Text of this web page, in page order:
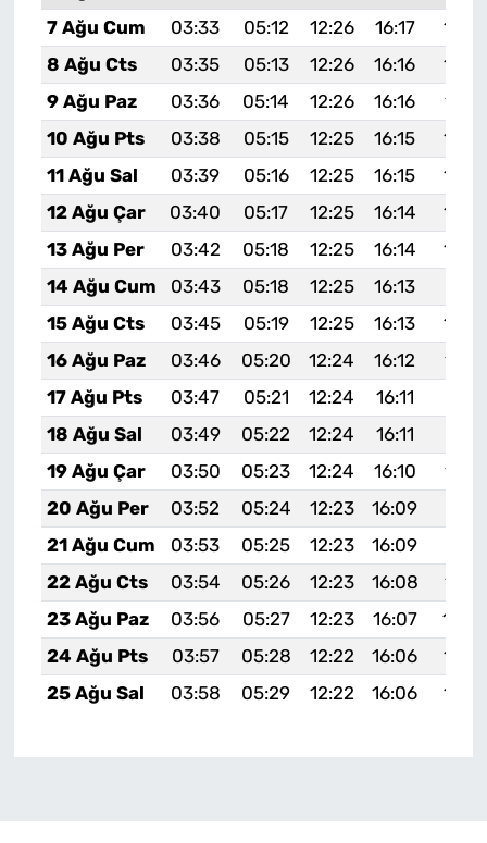
7 Ağu Cum
03:33 05:12 12:26 16:17
8 Ağu Cts
03:35 05:13 12:26 16:16
9 Ağu Paz
03:36 05:14 12:26 16:16
19:27
10 Ağu Pts
03:38 05:15 12:25 16:15
11 Ağu Sal
03:39 05:16 12:25 16:15
12 Ağu Çar
03:40 05:17 12:25 16:14
13 Ağu Per
03:42 05:18 12:25 16:14
14 Ağu Cum
03:43 05:18 12:25 16:13
15 Ağu Cts
03:45 05:19 12:25 16:13
16 Ağu Paz
03:46 05:20 12:24 16:12
19:18
17 Ağu Pts
03:47 05:21 12:24 16:11
18 Ağu Sal
03:49 05:22 12:24 16:11
19 Ağu Çar
03:50 05:23 12:24 16:10
19:14
20 Ağu Per
03:52 05:24 12:23 16:09
21 Ağu Cum
03:53 05:25 12:23 16:09
22 Ağu Cts
03:54 05:26 12:23 16:08
19:10
23 Ağu Paz
03:56 05:27 12:23 16:07
24 Ağu Pts
03:57 05:28 12:22 16:06
25 Ağu Sal
03:58 05:29 12:22 16:06